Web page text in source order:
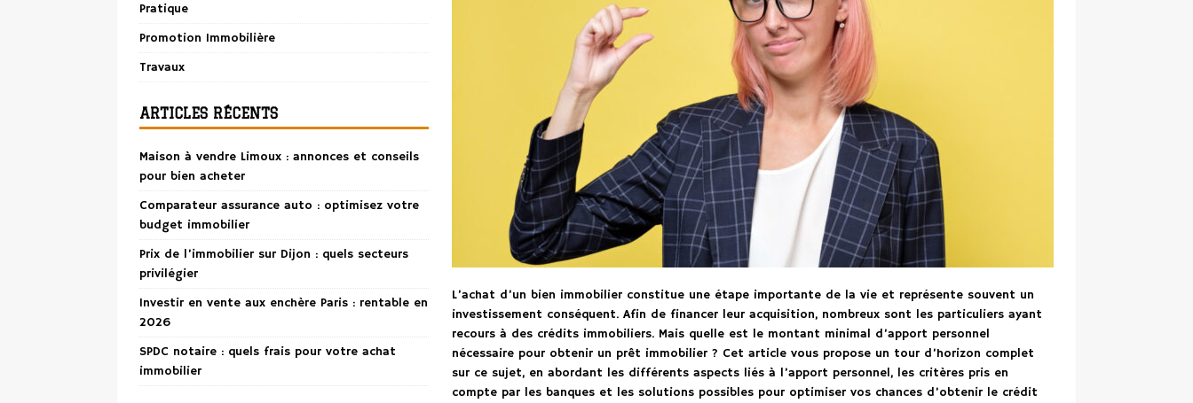
L’achat d’un bien immobilier constitue une étape importante de la vie et représente souvent un
investissement conséquent. Afin de financer leur acquisition, nombreux sont les particuliers ayant
recours à des crédits immobiliers. Mais quelle est le montant minimal d’apport personnel
nécessaire pour obtenir un prêt immobilier ? Cet article vous propose un tour d’horizon complet
sur ce sujet, en abordant les différents aspects liés à l’apport personnel, les critères pris en
compte par les banques et les solutions possibles pour optimiser vos chances d’obtenir le crédit
Pratique
Promotion Immobilière
Travaux
ARTICLES RÉCENTS
Maison à vendre Limoux : annonces et conseils
pour bien acheter
Comparateur assurance auto : optimisez votre
budget immobilier
Prix de l’immobilier sur Dijon : quels secteurs
privilégier
Investir en vente aux enchère Paris : rentable en
2026
SPDC notaire : quels frais pour votre achat
immobilier